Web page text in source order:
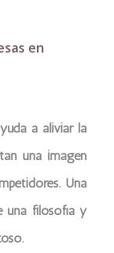
en
a aliviar la
una imagen
Una
una filosofía y